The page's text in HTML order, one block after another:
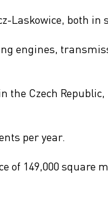
Laskowice, both in
engines,
the Czech
per year.
of 149,000 square